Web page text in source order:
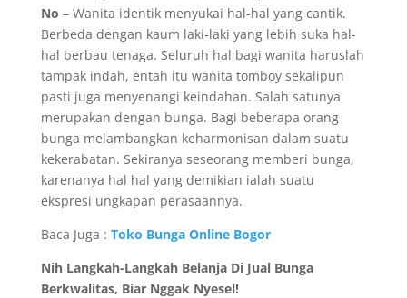
No – Wanita identik menyukai hal-hal yang cantik.
Berbeda dengan kaum laki-laki yang lebih suka hal-
hal berbau tenaga. Seluruh hal bagi wanita haruslah
tampak indah, entah itu wanita tomboy sekalipun
pasti juga menyenangi keindahan. Salah satunya
merupakan dengan bunga. Bagi beberapa orang
bunga melambangkan keharmonisan dalam suatu
kekerabatan. Sekiranya seseorang memberi bunga,
karenanya hal hal yang demikian ialah suatu
ekspresi ungkapan perasaannya.
Baca Juga : Toko Bunga Online Bogor
Nih Langkah-Langkah Belanja Di Jual Bunga
Berkwalitas, Biar Nggak Nyesel!